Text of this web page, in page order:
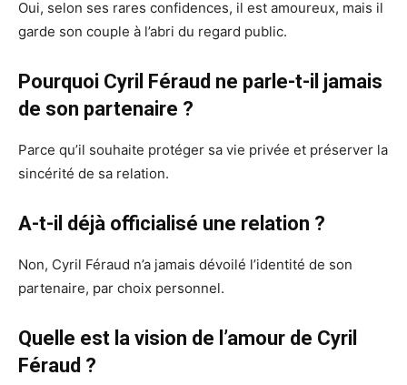
Oui, selon ses rares confidences, il est amoureux, mais il
garde son couple à l’abri du regard public.
Pourquoi Cyril Féraud ne parle-t-il jamais
de son partenaire ?
Parce qu’il souhaite protéger sa vie privée et préserver la
sincérité de sa relation.
A-t-il déjà officialisé une relation ?
Non, Cyril Féraud n’a jamais dévoilé l’identité de son
partenaire, par choix personnel.
Quelle est la vision de l’amour de Cyril
Féraud ?